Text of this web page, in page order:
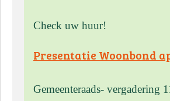
Check uw huur!
Presentatie Woonbond
Gemeenteraads- vergadering